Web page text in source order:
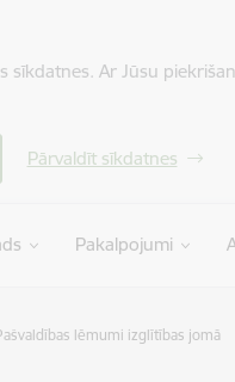
Ar Jūsu
Pārvaldīt sīkdatnes
Pakalpojumi
lēmumi izglītības jomā